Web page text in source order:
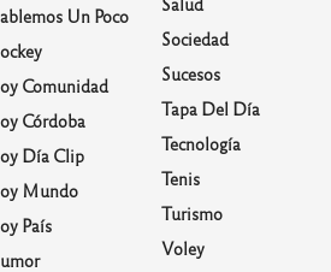
Un Poco
Comunidad
Córdoba
Día Clip
Mundo
País
Sociedad
Sucesos
Tapa Del Día
Tecnología
Tenis
Turismo
Voley